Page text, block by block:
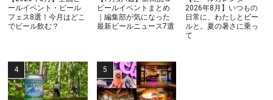
ールイベント・ビール
フェス8選！今月はどこ
でビール飲む？
ビールイベントまとめ
｜編集部が気になった
最新ビールニュース7選
2026年8月】いつもの
日常に、わたしとビー
ルと。夏の暑さに乗っ
て